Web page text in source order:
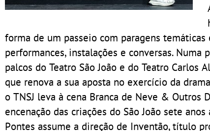
forma de um passeio com paragens
performances, instalações e conversas.
palcos do Teatro São João e do Teatro Carlos
que renova a sua aposta no exercício da
o TNSJ leva à cena Branca de Neve & Outros
encenação das criações do São João sete
Pontes assume a direção de Inventão, título